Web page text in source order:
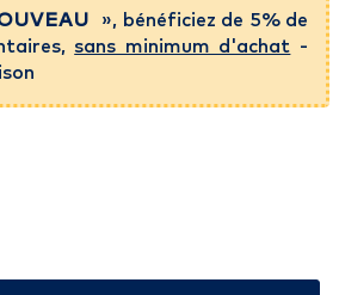
», bénéficiez de 5% de
sans minimum d'achat -